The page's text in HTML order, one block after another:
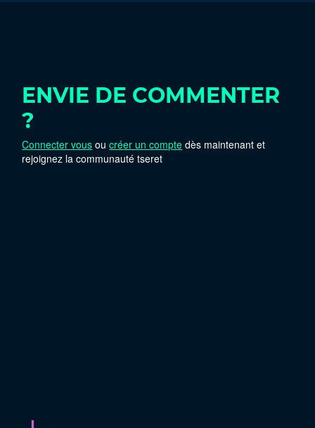
ENVIE DE COMMENTER
?
Connecter vous oucréer un compte dès maintenant et
rejoignez la communauté tseret